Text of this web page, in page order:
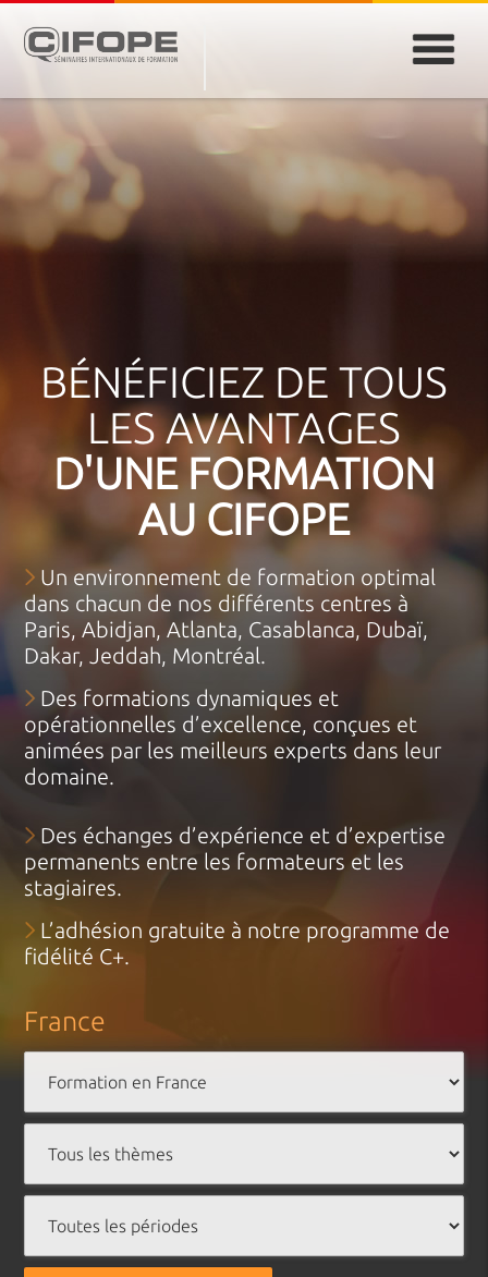
CASABLANCA
DUBAÏ
JEDDAH
MONTREAL
BÉNÉFICIEZ DE TOUS
LES AVANTAGES
D'UNE FORMATION
AU CIFOPE
Un environnement de formation optimal
dans chacun de nos différents centres à
Paris, Abidjan, Atlanta, Casablanca, Dubaï,
Dakar, Jeddah, Montréal.
Des formations dynamiques et
opérationnelles d’excellence, conçues et
animées par les meilleurs experts dans leur
domaine.
Des échanges d’expérience et d’expertise
permanents entre les formateurs et les
stagiaires.
L’adhésion gratuite à notre programme de
fidélité C+.
France